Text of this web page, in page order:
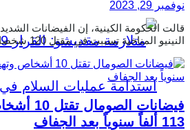
نوفمبر 29, 2023
قالت الحكومة الكينية، إن الفيضانات
النينيو المناخية تسببت في مقتل 120 شخصا في كينيا، بينما اضطر ...
فيضانات
113 ألفاً سنوياً بعد الجفاف